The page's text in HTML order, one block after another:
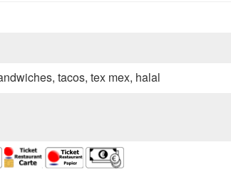
tacos, tex mex, halal